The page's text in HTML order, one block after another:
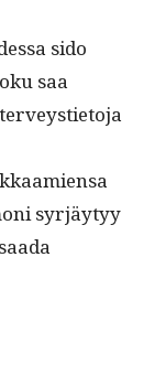
sido
saa
syr­jäy­tyy